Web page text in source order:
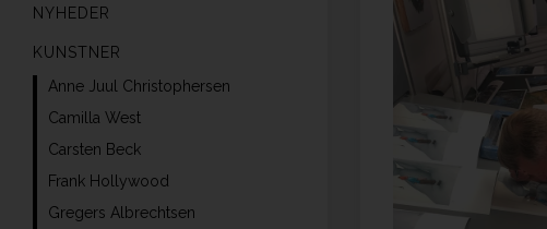
NYHEDER
KUNSTNER
Anne Juul Christophersen
Camilla West
Carsten Beck
Frank Hollywood
Gregers Albrechtsen